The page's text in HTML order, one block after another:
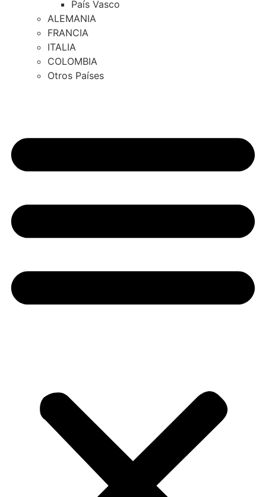
País Vasco
ALEMANIA
FRANCIA
ITALIA
COLOMBIA
Otros Países